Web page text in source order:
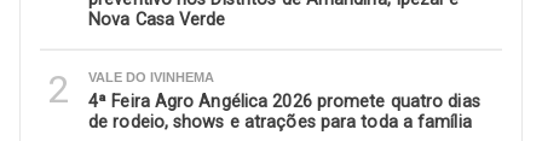
Nova Casa Verde
2 VALE DO IVINHEMA
4ª Feira Agro Angélica 2026 promete quatro dias
de rodeio, shows e atrações para toda a família